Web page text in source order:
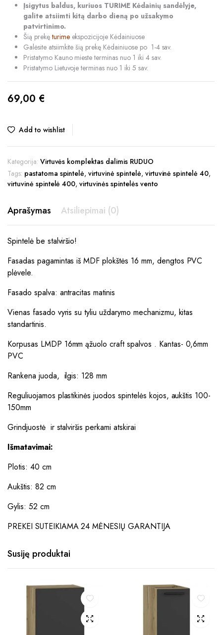
Įsigytus baldus, kuriuos TURIME Kėdainių sandėlyje,
galite atsiimti kitą darbo dieną po užsakymo
patvirtinimo.
Šią prekęturimeekspozicijoje Kėdainiuose
Galėsite atsiimkite šią prekę Kėdainiuose po 1-4 sav.
Pristatymo Kauno mieste terminas nuo 1 iki 4 sav.
Pristatymo Lietuvoje terminas nuo 1 iki 5 sav.
69,00 €
Add to wishlist
Kategorija: Virtuvės komplektas dalimis RUDUO
Tags: pastatoma spintelė,virtuvinė spintelė, virtuvinė spintelė 40,
virtuvinė spintelė 400,virtuvinės spintelės vento
Aprašymas Atsiliepimai (0)
Spintelė be stalviršio!
Fasadas pagamintas iš MDF plokštės 16 mm, dengtos PVC
plėvele.
Fasado spalva: antracitas matinis
Vienas fasado vyris su tyliu uždarymo mechanizmu, kitas
standartinis.
Korpusas LMDP 16mm ąžuolo craft spalvos . Kantas- 0,6mm
PVC
Rankena juoda, ilgis: 128 mm
Reguliuojamos plastikinės juodos spintelės kojos, aukštis 100-
150mm
Grindjuostė ir stalviršis perkami atskirai
Išmatavimai:
Plotis: 40 cm
Aukštis: 82 cm
Gylis: 52 cm
PREKEI SUTEIKIAMA 24 MĖNESIŲ GARANTIJA
Susiję produktai